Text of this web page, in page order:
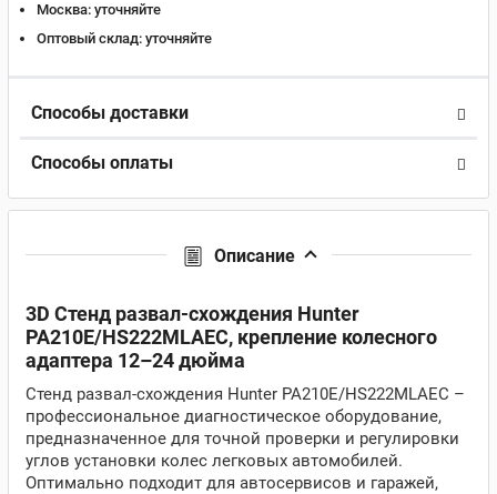
Москва: уточняйте
Оптовый склад: уточняйте
Способы доставки
Способы оплаты
Описание
3D Стенд развал-схождения Hunter
PA210E/HS222MLAEC, крепление колесного
адаптера 12–24 дюйма
Стенд развал-схождения Hunter PA210E/HS222MLAEC –
профессиональное диагностическое оборудование,
предназначенное для точной проверки и регулировки
углов установки колес легковых автомобилей.
Оптимально подходит для автосервисов и гаражей,